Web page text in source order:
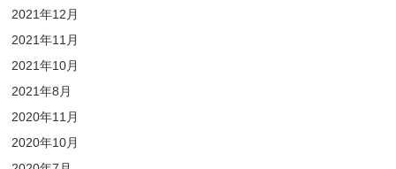
2021年12月
2021年11月
2021年10月
2021年8月
2020年11月
2020年10月